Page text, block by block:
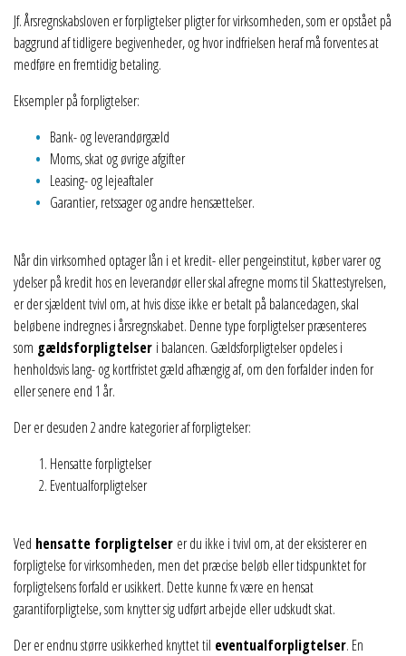
Jf. Årsregnskabsloven er forpligtelser pligter for virksomheden, som er opstået på
baggrund af tidligere begivenheder, og hvor indfrielsen heraf må forventes at
medføre en fremtidig betaling.
Eksempler på forpligtelser:
Bank- og leverandørgæld
Moms, skat og øvrige afgifter
Leasing- og lejeaftaler
Garantier, retssager og andre hensættelser.
Når din virksomhed optager lån i et kredit- eller pengeinstitut, køber varer og
ydelser på kredit hos en leverandør eller skal afregne moms til Skattestyrelsen,
er der sjældent tvivl om, at hvis disse ikke er betalt på balancedagen, skal
beløbene indregnes i årsregnskabet. Denne type forpligtelser præsenteres
som gældsforpligtelser i balancen. Gældsforpligtelser opdeles i
henholdsvis lang- og kortfristet gæld afhængig af, om den forfalder inden for
eller senere end 1 år.
Der er desuden 2 andre kategorier af forpligtelser:
Hensatte forpligtelser
Eventualforpligtelser
Ved hensatte forpligtelser er du ikke i tvivl om, at der eksisterer en
forpligtelse for virksomheden, men det præcise beløb eller tidspunktet for
forpligtelsens forfald er usikkert. Dette kunne fx være en hensat
garantiforpligtelse, som knytter sig udført arbejde eller udskudt skat.
Der er endnu større usikkerhed knyttet til eventualforpligtelser. En